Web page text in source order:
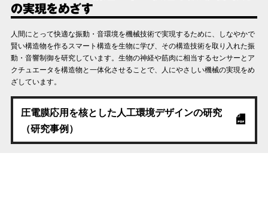
の実現をめざす
人間にとって快適な振動・音環境を機械技術で実現するために、しなやかで
賢い構造物を作るスマート構造を生物に学び、その構造技術を取り入れた振
動・音響制御を研究しています。生物の神経や筋肉に相当するセンサーとア
クチュエータを構造物と一体化させることで、人にやさしい機械の実現をめ
ざしています。
圧電膜応用を核とした人工環境デザインの研究
（研究事例）